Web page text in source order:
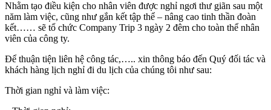
Nhằm tạo điều kiện cho nhân viên được nghỉ ngơi thư giãn sau một
năm làm việc, cũng như gắn kết tập thể – nâng cao tinh thần đoàn
kết…… sẽ tổ chức Company Trip 3 ngày 2 đêm cho toàn thể nhân
viên của công ty.
Để thuận tiện liên hệ công tác,….. xin thông báo đến Quý đối tác và
khách hàng lịch nghỉ đi du lịch của chúng tôi như sau:
Thời gian nghỉ và làm việc: